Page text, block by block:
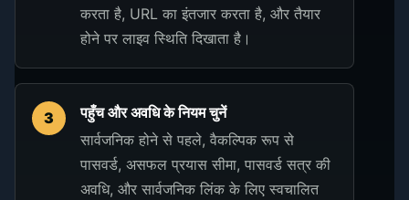
करता है, URL का इंतजार करता है, और तैयार
होने पर लाइव स्थिति दिखाता है।
3 पहुँच और अवधि के नियम चुनें
सार्वजनिक होने से पहले, वैकल्पिक रूप से
पासवर्ड, असफल प्रयास सीमा, पासवर्ड सत्र की
अवधि, और सार्वजनिक लिंक के लिए स्वचालित